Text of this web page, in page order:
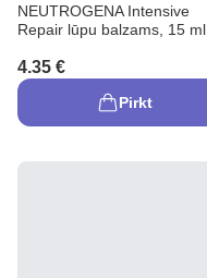
NEUTROGENA Intensive
Repair lūpu balzams, 15 ml
4.35 €
Pirkt